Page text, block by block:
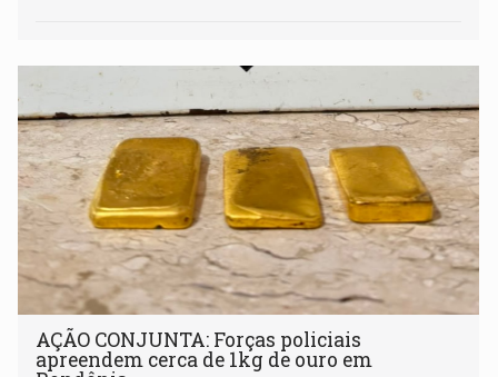
AÇÃO CONJUNTA: Forças policiais
apreendem cerca de 1kg de ouro em